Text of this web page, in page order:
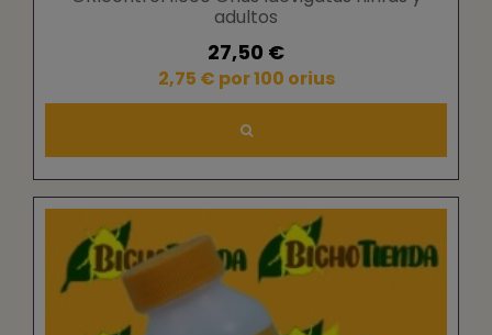
adultos
27,50 €
2,75 € por 100 orius